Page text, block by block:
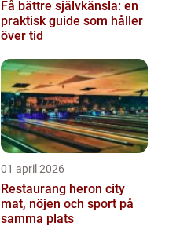
Få bättre självkänsla: en
praktisk guide som håller
över tid
01 april 2026
Restaurang heron city
mat, nöjen och sport på
samma plats